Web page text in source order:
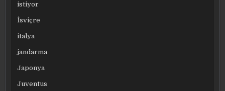
istiyor
İsviçre
italya
jandarma
Japonya
Juventus